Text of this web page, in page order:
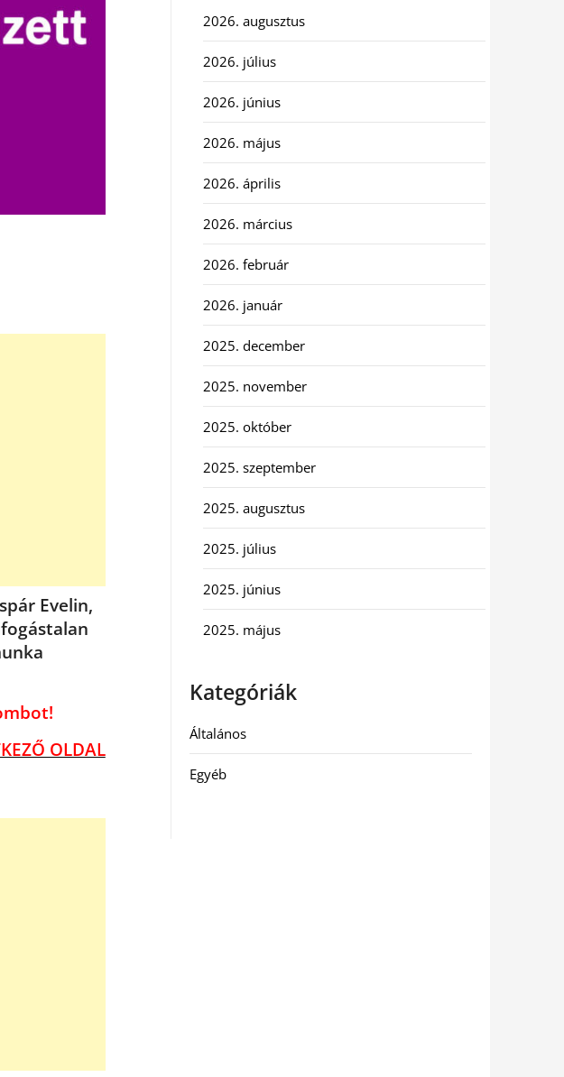
Evelin,
OLDAL
2026. augusztus
2026. július
2026. június
2026. május
2026. április
2026. március
2026. február
2026. január
2025. december
2025. november
2025. október
2025. szeptember
2025. augusztus
2025. július
2025. június
2025. május
Kategóriák
Általános
Egyéb